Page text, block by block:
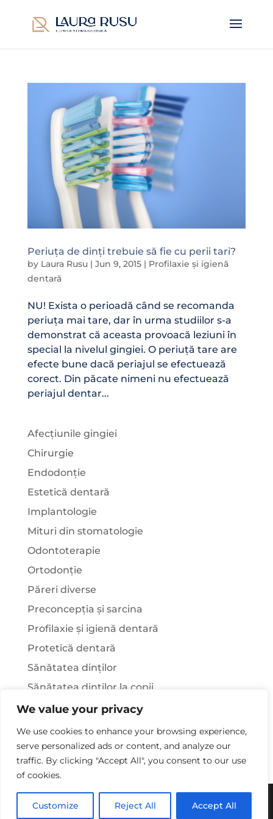
We value your privacy
We use cookies to enhance your browsing experience,
serve personalized ads or content, and analyze our
traffic. By clicking "Accept All", you consent to our use
of cookies.
Customize Reject All Accept All
Periuța de dinți trebuie să fie cu perii tari?
by Laura Rusu| Jun 9, 2015| Profilaxie și igienă
dentară
NU! Exista o perioadă când se recomanda
periuța mai tare, dar în urma studiilor s-a
demonstrat că aceasta provoacă leziuni în
special la nivelul gingiei. O periuță tare are
efecte bune dacă periajul se efectuează
corect. Din păcate nimeni nu efectuează
periajul dentar...
Afecțiunile gingiei
Chirurgie
Endodonție
Estetică dentară
Implantologie
Mituri din stomatologie
Odontoterapie
Ortodonție
Păreri diverse
Preconcepția și sarcina
Profilaxie și igienă dentară
Protetică dentară
Sănătatea dinților
Sănătatea dinților la copii
Știați că…?
Tratamentul stomatologic la pacienții cu
afecțiuni sistemice
Copywriting© 2025 - Clinica Stomatologica Dr.